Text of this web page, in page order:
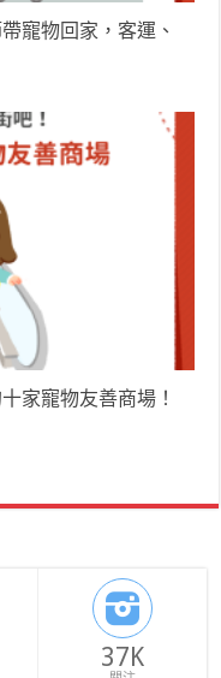
寵物回家，客運、
家寵物友善商場！
37K